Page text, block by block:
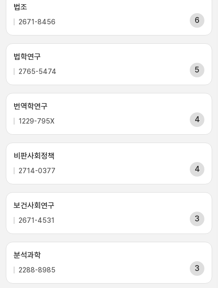
법조
2671-8456 6
법학연구
2765-5474 5
번역학연구
1229-795X 4
비판사회정책
2714-0377 4
보건사회연구
2671-4531 3
분석과학
2288-8985 3